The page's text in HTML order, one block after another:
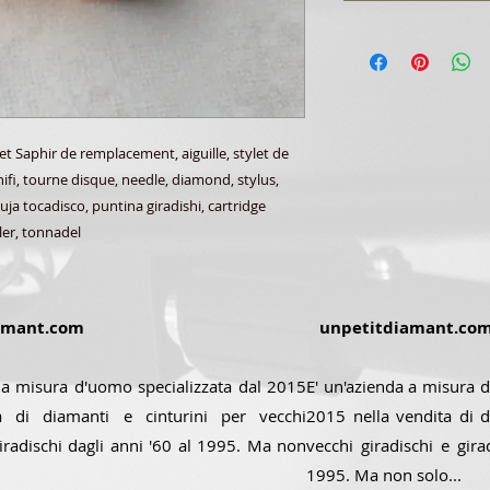
Saphir de remplacement, aiguille, stylet de
tourne disque, needle, diamond, stylus,
tocadisco, puntina giradishi, cartridge
tonnadel
misura d'uomo specializzata dal 2015
di diamanti e cinturini per vecchi
dagli anni '60 al 1995. Ma non
E' un'azienda a misura
2015 nella vendita di
vecchi giradischi e
1995. Ma non solo...